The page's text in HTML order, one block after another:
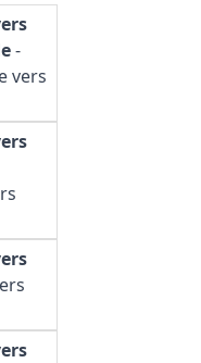
-
vers